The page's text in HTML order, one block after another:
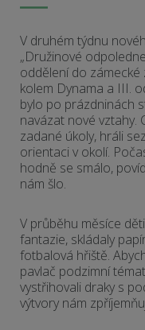
V druhém týdnu
„Družinové
oddělení do zámecké
kolem Dynama a III.
bylo po prázdninách
navázat nové vztahy.
zadané úkoly, hráli
orientaci v okolí.
hodně se smálo,
nám šlo.
V průběhu měsíce
fantazie, skládaly
fotbalová hřiště.
pavlač podzimní
vystřihovali draky s
výtvory nám